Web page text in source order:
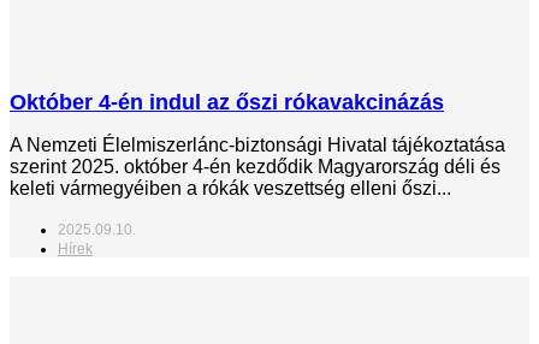
Október 4-én indul az őszi rókavakcinázás
A Nemzeti Élelmiszerlánc-biztonsági Hivatal tájékoztatása
szerint 2025. október 4-én kezdődik Magyarország déli és
keleti vármegyéiben a rókák veszettség elleni őszi...
2025.09.10.
Hírek